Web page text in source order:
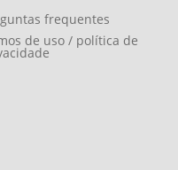
frequentes
de uso / política de